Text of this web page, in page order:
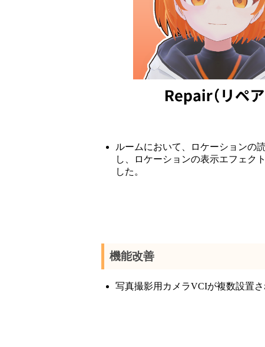
ルームにおいて、ロケーションの
し、ロケーションの表示エフェク
した。
機能改善
写真撮影用カメラVCIが複数設置